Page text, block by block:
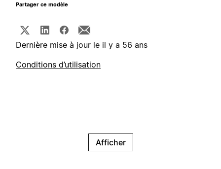
Partager ce modèle
Dernière mise à jour le il y a 56 ans
Conditions d’utilisation
Afficher